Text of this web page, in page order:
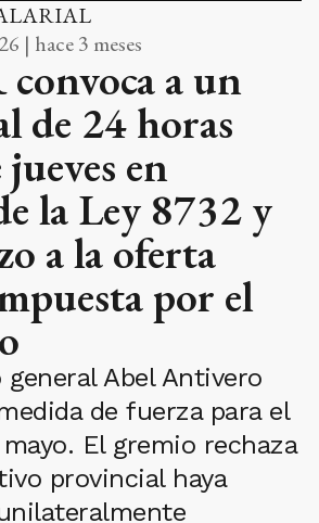
| hace 3 meses
a un
de 24 horas
en
la Ley 8732 y
a la oferta
por el
Abel Antivero
de fuerza para el
El gremio rechaza
provincial haya